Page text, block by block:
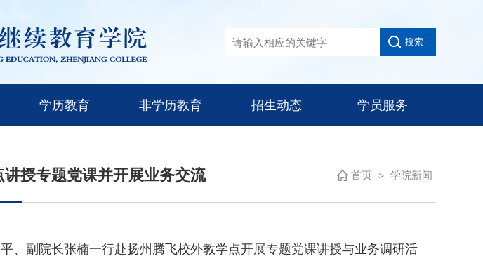
学历教育 非学历教育 招生动态 学员服务
授专题党课并开展业务交流 首页 > 学院新闻
副院长张楠一行赴扬州腾飞校外教学点开展专题党课讲授与业务调研活